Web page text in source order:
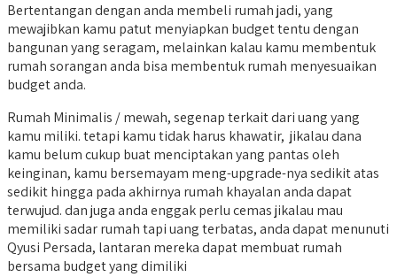
Bertentangan dengan anda membeli rumah jadi, yang
mewajibkan kamu patut menyiapkan budget tentu dengan
bangunan yang seragam, melainkan kalau kamu membentuk
rumah sorangan anda bisa membentuk rumah menyesuaikan
budget anda.
Rumah Minimalis / mewah, segenap terkait dari uang yang
kamu miliki. tetapi kamu tidak harus khawatir, jikalau dana
kamu belum cukup buat menciptakan yang pantas oleh
keinginan, kamu bersemayam meng-upgrade-nya sedikit atas
sedikit hingga pada akhirnya rumah khayalan anda dapat
terwujud. dan juga anda enggak perlu cemas jikalau mau
memiliki sadar rumah tapi uang terbatas, anda dapat menunuti
Qyusi Persada, lantaran mereka dapat membuat rumah
bersama budget yang dimiliki